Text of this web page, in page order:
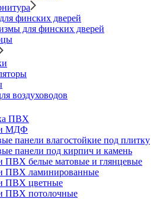
финских дверей
для финских дверей
воздуховодов
ПВХ
МДФ
панели влагостойкие под плитку
панели под кирпич и камень
ПВХ белые матовые и глянцевые
ПВХ ламинированные
ПВХ цветные
ПВХ потолочные